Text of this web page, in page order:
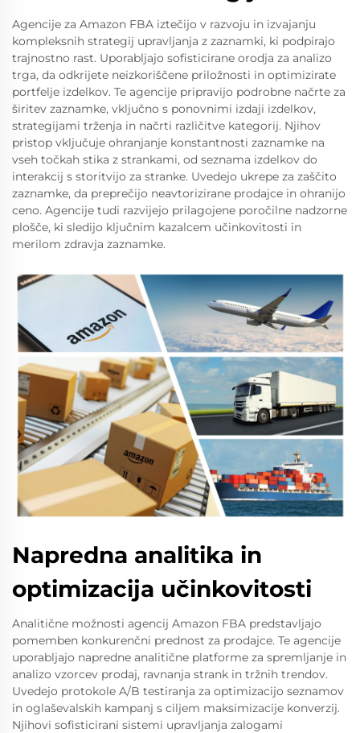
Agencije za Amazon FBA iztečijo v razvoju in izvajanju
kompleksnih strategij upravljanja z zaznamki, ki podpirajo
trajnostno rast. Uporabljajo sofisticirane orodja za analizo
trga, da odkrijete neizkoriščene priložnosti in optimizirate
portfelje izdelkov. Te agencije pripravijo podrobne načrte za
širitev zaznamke, vključno s ponovnimi izdaji izdelkov,
strategijami trženja in načrti različitve kategorij. Njihov
pristop vključuje ohranjanje konstantnosti zaznamke na
vseh točkah stika z strankami, od seznama izdelkov do
interakcij s storitvijo za stranke. Uvedejo ukrepe za zaščito
zaznamke, da preprečijo neavtorizirane prodajce in ohranijo
ceno. Agencije tudi razvijejo prilagojene poročilne nadzorne
plošče, ki sledijo ključnim kazalcem učinkovitosti in
merilom zdravja zaznamke.
Napredna analitika in
optimizacija učinkovitosti
Analitične možnosti agencij Amazon FBA predstavljajo
pomemben konkurenčni prednost za prodajce. Te agencije
uporabljajo napredne analitične platforme za spremljanje in
analizo vzorcev prodaj, ravnanja strank in tržnih trendov.
Uvedejo protokole A/B testiranja za optimizacijo seznamov
in oglaševalskih kampanj s ciljem maksimizacije konverzij.
Njihovi sofisticirani sistemi upravljanja zalogami